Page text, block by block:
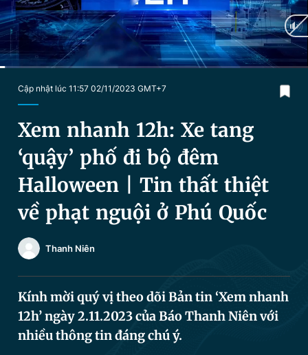
Chuyên mục khác
Chào ngày mới Tin 24h
Video Magazine
Sản phẩm khác
Tiện ích Bạn cần biết
Thông tin tòa soạn
Đọc Thanh Niên trên điện thoại
Tin đã xem
Đăng xuất
Cập nhật lúc 11:57 02/11/2023 GMT+7
Xem nhanh 12h: Xe tang
‘quậy’ phố đi bộ đêm
Halloween | Tin thất thiệt
về phạt nguội ở Phú Quốc
Thanh Niên
Kính mời quý vị theo dõi Bản tin ‘Xem nhanh
12h’ ngày 2.11.2023 của Báo Thanh Niên với
nhiều thông tin đáng chú ý.